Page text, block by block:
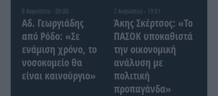
8 Αυγούστου - 09:00
Αδ. Γεωργιάδης
από Ρόδο: «Σε
ενάμιση χρόνο, το
νοσοκομείο θα
είναι καινούργιο»
7 Αυγούστου - 19:01
Άκης Σκέρτσος: «Το
ΠΑΣΟΚ υποκαθιστά
την οικονομική
ανάλυση με
πολιτική
προπαγάνδα»